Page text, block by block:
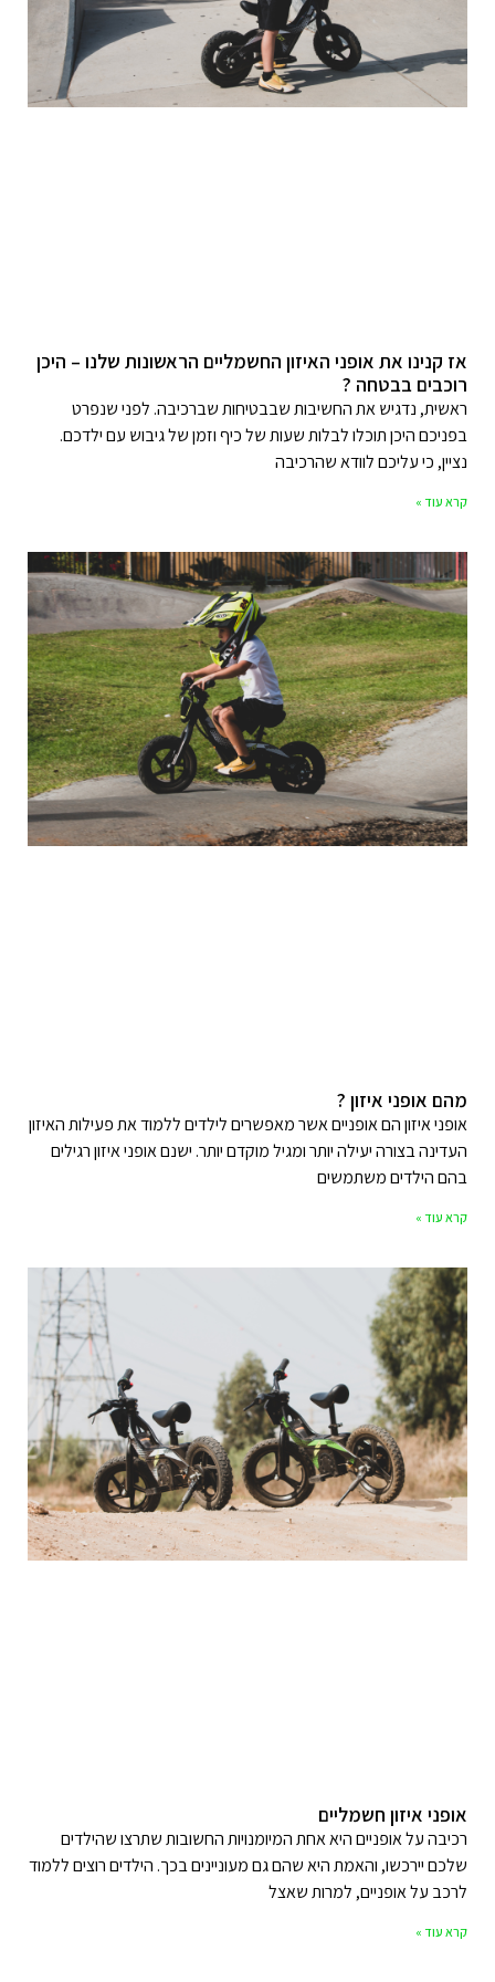
אז קנינו את אופני האיזון החשמליים הראשונות שלנו – היכן
רוכבים בבטחה ?
ראשית, נדגיש את החשיבות שבבטיחות שברכיבה. לפני שנפרט
בפניכם היכן תוכלו לבלות שעות של כיף וזמן של גיבוש עם ילדכם.
נציין, כי עליכם לוודא שהרכיבה
קרא עוד »
מהם אופני איזון ?
אופני איזון הם אופניים אשר מאפשרים לילדים ללמוד את פעילות האיזון
העדינה בצורה יעילה יותר ומגיל מוקדם יותר. ישנם אופני איזון רגילים
בהם הילדים משתמשים
קרא עוד »
אופני איזון חשמליים
רכיבה על אופניים היא אחת המיומנויות החשובות שתרצו שהילדים
שלכם יירכשו, והאמת היא שהם גם מעוניינים בכך. הילדים רוצים ללמוד
לרכב על אופניים, למרות שאצל
קרא עוד »